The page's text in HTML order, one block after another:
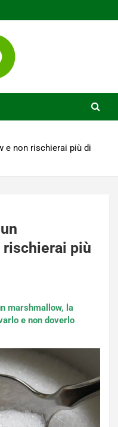
e non rischierai più di
rischierai più
marshmallow, la
e non doverlo